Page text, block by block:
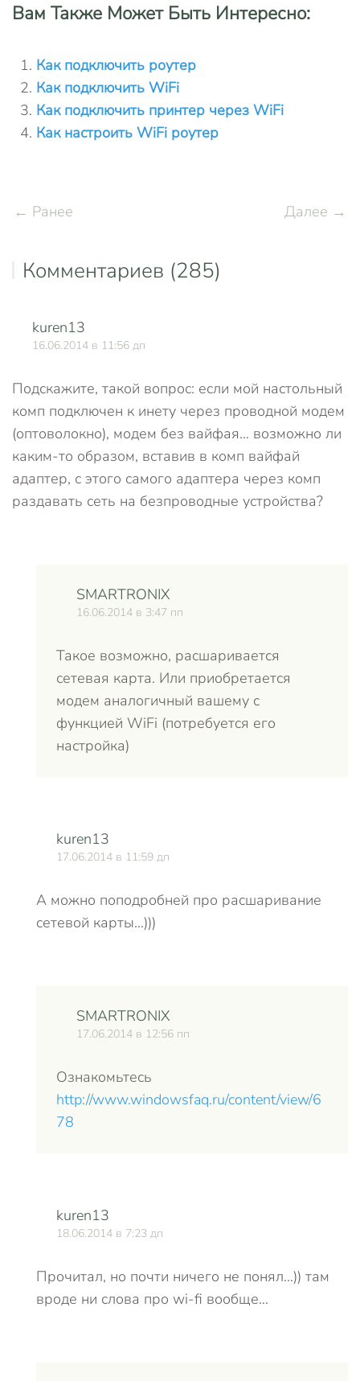
Вам Также Может Быть Интересно:
Как подключить роутер
Как подключить WiFi
Как подключить принтер через WiFi
Как настроить WiFi роутер
← Ранее Далее →
Комментариев (285)
kuren13
16.06.2014 в 11:56 дп
Подскажите, такой вопрос: если мой настольный
комп подключен к инету через проводной модем
(оптоволокно), модем без вайфая… возможно ли
каким-то образом, вставив в комп вайфай
адаптер, с этого самого адаптера через комп
раздавать сеть на безпроводные устройства?
SMARTRONIX
16.06.2014 в 3:47 пп
Такое возможно, расшаривается
сетевая карта. Или приобретается
модем аналогичный вашему с
функцией WiFi (потребуется его
настройка)
kuren13
17.06.2014 в 11:59 дп
А можно поподробней про расшаривание
сетевой карты…)))
SMARTRONIX
17.06.2014 в 12:56 пп
Ознакомьтесь
http://www.windowsfaq.ru/content/view/6
78
kuren13
18.06.2014 в 7:23 дп
Прочитал, но почти ничего не понял…)) там
вроде ни слова про wi-fi вообще…